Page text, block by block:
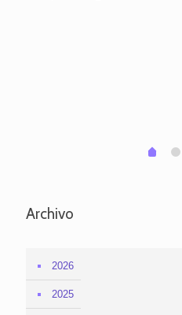
0 1
Archivo
2026
2025